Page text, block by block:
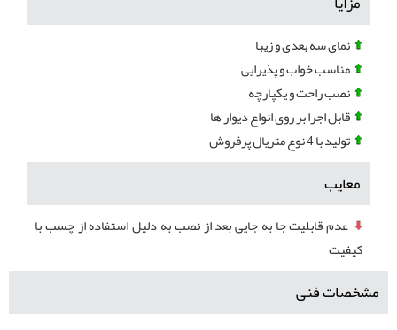
نمای سه بعدی و زیبا
مناسب خواب و پذیرایی
نصب راحت و یکپارچه
قابل اجرا بر روی انواع دیوار ها
تولید با 4 نوع متریال پرفروش
معایب
عدم قابلیت جا به جایی بعد از نصب به دلیل استفاده از چسب با
کیفیت
مشخصات فنی